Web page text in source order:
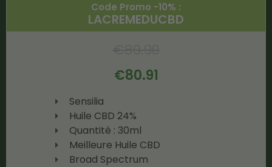
Code Promo -10% :
LACREMEDUCBD
€80.91
Sensilia
Huile CBD 24%
Quantité : 30ml
Meilleure Huile CBD
Broad Spectrum